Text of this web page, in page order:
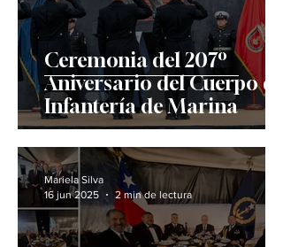
Ceremonia del 207º
Aniversario del Cuerpo de
Infantería de Marina
Mariela Silva
16 jun 2025
2 min de lectura